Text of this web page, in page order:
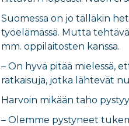
Suomessa on jo tälläkin
työelämässä. Mutta
mm. oppilaitosten kanssa.
– On hyvä pitää mielessä,
ratkaisuja, jotka lähtevät
Harvoin mikään taho
– Olemme pystyneet